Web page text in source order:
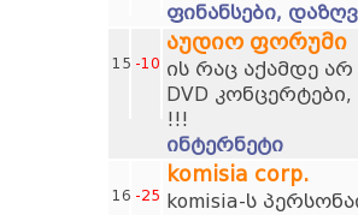
ფინანსები,
15 -10
აუდიო ფორუმი
ის რაც აქამდე
DVD
!!!
ინტერნეტი
16 -25
komisia corp.
komisia-ს